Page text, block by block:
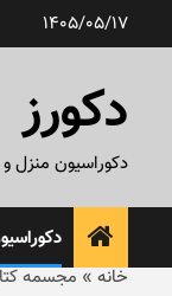
1405/05/17
دکورز
دکوراسیون منزل
خانه » مجسمه